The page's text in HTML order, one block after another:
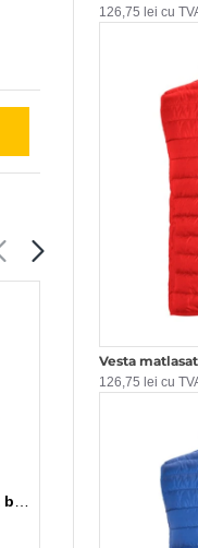
Vesta
126,75 lei cu
Vesta
126,75 lei cu